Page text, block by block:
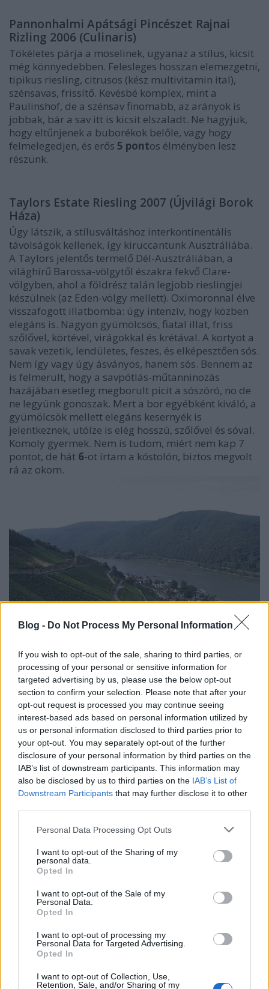
Blog - Do Not Process My Personal Information
If you wish to opt-out of the sale, sharing to third parties, or
processing of your personal or sensitive information for
targeted advertising by us, please use the below opt-out
section to confirm your selection. Please note that after your
opt-out request is processed you may continue seeing
interest-based ads based on personal information utilized by
us or personal information disclosed to third parties prior to
your opt-out. You may separately opt-out of the further
disclosure of your personal information by third parties on the
IAB’s list of downstream participants. This information may
also be disclosed by us to third parties on the IAB’s List of
Downstream Participants that may further disclose it to other
Please note that this website/app uses one or more Google
not limited to your visit or usage behaviour. You may click to
grant or deny consent to Google and its third-party tags to
use your data for below specified purposes in below Google
consent section.
Personal Data Processing Opt Outs
I want to opt-out of the Sharing of my
personal data.
Opted In
I want to opt-out of the Sale of my
Personal Data.
Opted In
I want to opt-out of processing my
Personal Data for Targeted Advertising.
Opted In
I want to opt-out of Collection, Use,
Retention, Sale, and/or Sharing of my
Pannonhalmi Apátsági Pincészet Rajnai
Rizling 2006 (Culinaris)
Tökéletes párja a moselinek, ugyanaz a stílus, kicsit
még könnyedebben. Felesleges hosszan elemezgetni,
tipikus riesling, citrusos (kész multivitamin ital),
szénsavas, frissítő. Kevésbé komplex, mint a
Paulinshof, de a szénsav finomabb, az arányok is
jobbak, bár a sav itt is kicsit elszaladt. Ne hagyjuk,
hogy eltűnjenek a buborékok belőle, vagy hogy
felmelegedjen, és erős 5 pontos élményben lesz
részünk.
Taylors Estate Riesling 2007 (Újvilági Borok
Háza)
Úgy látszik, a stílusváltáshoz interkontinentális
távolságok kellenek, így kiruccantunk Ausztráliába.
A Taylors jelentős termelő Dél-Ausztráliában, a
világhírű Barossa-völgytől északra fekvő Clare-
völgyben, ahol a földrész talán legjobb rieslingjei
készülnek (az Eden-völgy mellett). Oximoronnal élve
visszafogott illatbomba: úgy intenzív, hogy közben
elegáns is. Nagyon gyümölcsös, fiatal illat, friss
szőlővel, körtével, virágokkal és krétával. A kortyot a
savak vezetik, lendületes, feszes, és elképesztően sós.
Nem így vagy úgy ásványos, hanem sós. Bennem az
is felmerült, hogy a savpótlás-műtanninozás
hazájában esetleg megborult picit a sószóró, no de
ne legyünk gonoszak. Mert a bor egyébként kiváló, a
gyümölcsök mellett elegáns kesernyék is
jelentkeznek, utóíze is elég hosszú, szőlővel és sóval.
Komoly gyermek. Nem is tudom, miért nem kap 7
pontot, de hát 6-ot írtam a kóstolón, biztos megvolt
rá az okom.
Weingut Robert Weil Riesling Spätlese
trocken 2004 (Vino Castillo)
Weilékről már többször is esett szó (ittésitt), ez a
spätlese pedig az alapsorozat csúcsbora.
Arisztokratikus könnyedséggel tudatja
felsőbbrendűségét: végre táncol, és nem küzd. A
kortyot remek savak vezetik, frissek, de nem
bántanak sehol. Jó forgatni a szájban. A kövek, a
citrom, a füst, a pörkölt mogyoró valóban csak
díszítenek – inkább szerkezeti harmóniáról szól,
mint ízekről. Hosszú, mégis könnyű, gyakorlatilag
Szeremley Huba Badacsonyi Rajnai Rizling
Tíz éves száraz magyar fehérbort ritkán kóstolunk,
kicsit féltem is, hogy a badacsonyi tétel vallatásával
Szerencsére tévedtem, hiába az óarany szín, az érett
mézes-birsalmás-petrolos illat, még élő anyag;
széna és erős mineralitás. Kóstolva karcsú és száraz,